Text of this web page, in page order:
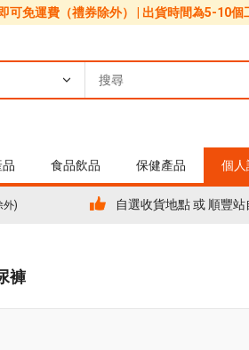
可免運費（禮券除外） | 出貨時間為5-10個
食品飲品 保健產品 個人
外) 自選收貨地點 或 順豐站
褲